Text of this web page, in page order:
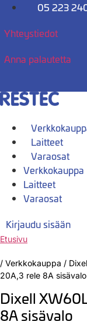
Mene
05 223
Yhteystiedot
Anna palautetta
Laitteet
Varaosat
Verkkokauppa
Laitteet
Varaosat
Kirjaudu sisään
Etusivu
/ Verkkokauppa /
20A,3 rele 8A sisävalo
Dixell
8A sisävalo